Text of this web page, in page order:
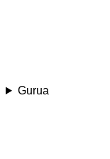
Gurua